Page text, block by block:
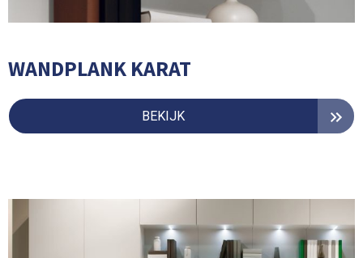
WANDPLANK KARAT
BEKIJK